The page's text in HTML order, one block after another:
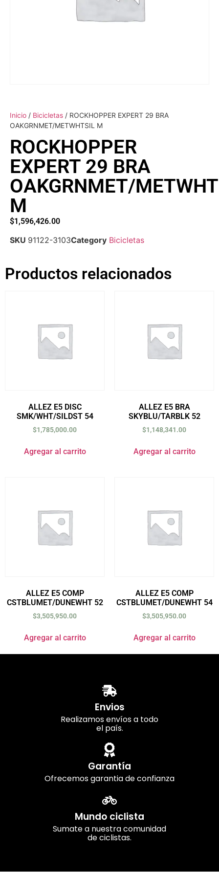
Inicio / Bicicletas / ROCKHOPPER EXPERT 29 BRA
OAKGRNMET/METWHTSIL M
ROCKHOPPER
EXPERT 29 BRA
OAKGRNMET/
M
$1,596,426.00
SKU 91122-3103Category Bicicletas
Productos relacionados
ALLEZ E5 DISC
SMK/WHT/SILDST 54
$1,785,000.00
Agregar al carrito
ALLEZ E5 BRA
SKYBLU/TARBLK 52
$1,148,341.00
Agregar al carrito
ALLEZ E5 COMP
CSTBLUMET/DUNEWHT 52
$3,505,950.00
Agregar al carrito
ALLEZ E5 COMP
CSTBLUMET/DUNEWHT 54
$3,505,950.00
Agregar al carrito
Envios
Realizamos envíos a todo
el país.
Garantía
Ofrecemos garantia de confianza
Mundo ciclista
Sumate a nuestra comunidad
de ciclistas.